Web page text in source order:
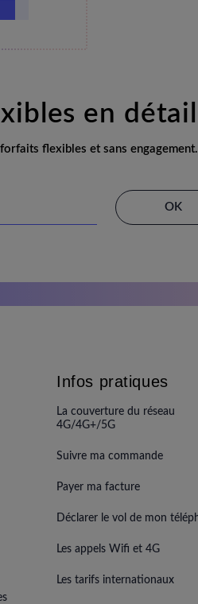
en détail
flexibles et sans engagement.
OK
Infos pratiques
La couverture du réseau
4G/4G+/5G
Suivre ma commande
Payer ma facture
Déclarer le vol de mon
Les appels Wifi et 4G
Les tarifs internationaux